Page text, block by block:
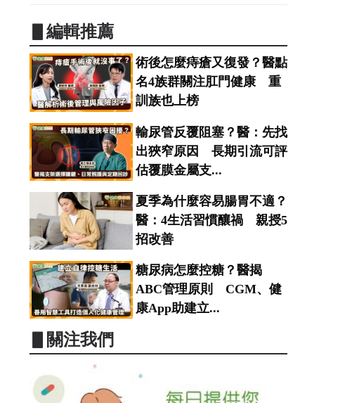
▋編輯推薦
術後怎麼痔瘡又復發？醫點
名4族群關注肛門健康 重
訓族也上榜
輸尿管反覆阻塞？醫：先找
出狹窄原因 長期引流可評
估覆膜金屬支...
夏季為什麼容易腸胃不適？
醫：4生活習慣釀禍 親授5
招改善
糖尿病怎麼控糖？醫揭
ABC管理原則 CGM、健
康App助建立...
▋關注我們